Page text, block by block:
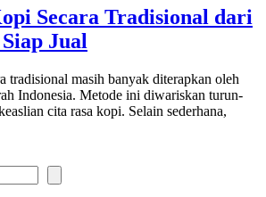
Secara Tradisional dari
Jual
tradisional masih banyak diterapkan oleh
Indonesia. Metode ini diwariskan turun-
cita rasa kopi. Selain sederhana,